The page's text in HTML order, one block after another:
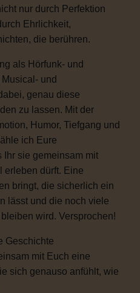
nur durch Perfektion
Ehrlichkeit,
die berühren.
als Hörfunk- und
und
genau diese
zu lassen. Mit der
Humor, Tiefgang und
ich Eure
Ihr sie gemeinsam mit
erleben dürft. Eine
bringt, die sicherlich ein
lässt und die noch viele
wird. Versprochen!
Geschichte
mit Euch eine
sich genauso anfühlt, wie